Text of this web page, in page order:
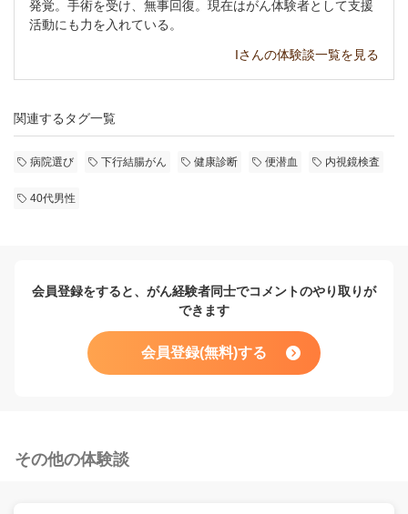
発覚。手術を受け、無事回復。現在はがん体験者として支援
活動にも力を入れている。
Iさんの体験談一覧を見る
関連するタグ一覧
病院選び 下行結腸がん 健康診断 便潜血 内視鏡検査
40代男性
会員登録をすると、がん経験者同士でコメントのやり取りが
できます
会員登録(無料)する
その他の体験談